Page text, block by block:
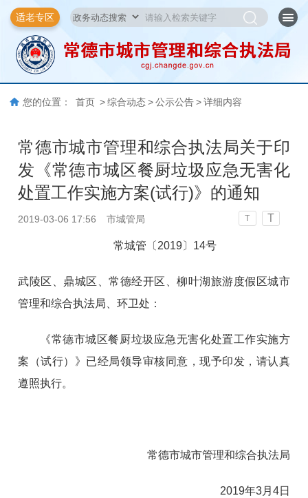
适老专区
您的位置： 首页 > 综合动态 > 公示公告 > 详细内容
常德市城市管理和综合执法局关于印
发《常德市城区餐厨垃圾应急无害化
处置工作实施方案(试行)》的通知
2019-03-06 17:56 市城管局 T T
常城管〔2019〕14号
武陵区、鼎城区、常德经开区、柳叶湖旅游度假区城市
管理和综合执法局、环卫处：
《常德市城区餐厨垃圾应急无害化处置工作实施方
案（试行）》已经局领导审核同意，现予印发，请认真
遵照执行。
常德市城市管理和综合执法局
2019年3月4日